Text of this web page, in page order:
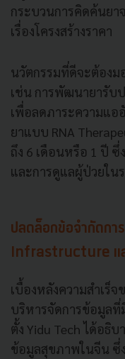
กระบวนการคิดค้นย
เรื่องโครงสร้างราคา
นวัตกรรมที่ดีจะต้องม
เช่น การพัฒนายารับ
เพื่อลดภาระความแอ
ยาแบบ RNA
ถึง 6 เดือนหรือ 1 ปี
และการดูแลผู้ป่วยใน
ปลดล็อกข้อจำกัดก
Infrastructure แ
เบื้องหลังความสำเร็
บริหารจัดการข้อมูลที่
ตั้ง Yidu Tech ได้อธิ
ข้อมูลสุขภาพในจีน ซึ่